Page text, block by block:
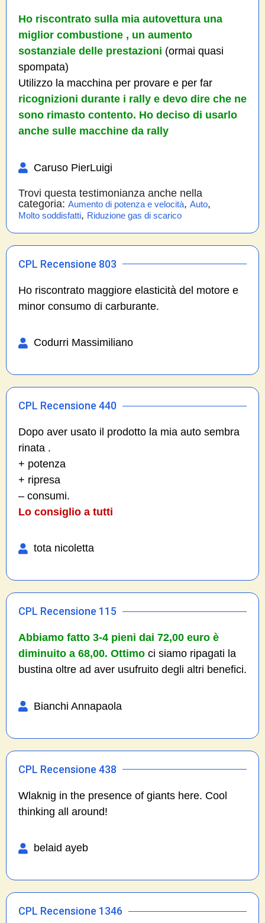
Ho riscontrato sulla mia autovettura una
miglior combustione , un aumento
sostanziale delle prestazioni (ormai quasi
spompata)
Utilizzo la macchina per provare e per far
ricognizioni durante i rally e devo dire che ne
sono rimasto contento. Ho deciso di usarlo
anche sulle macchine da rally
Caruso PierLuigi
Trovi questa testimonianza anche nella
categoria: Aumento di potenza e velocità, Auto,
Molto soddisfatti, Riduzione gas di scarico
CPL Recensione 803
Ho riscontrato maggiore elasticità del motore e
minor consumo di carburante.
Codurri Massimiliano
CPL Recensione 440
Dopo aver usato il prodotto la mia auto sembra
rinata .
+ potenza
+ ripresa
– consumi.
Lo consiglio a tutti
tota nicoletta
CPL Recensione 115
Abbiamo fatto 3-4 pieni dai 72,00 euro è
diminuito a 68,00. Ottimo ci siamo ripagati la
bustina oltre ad aver usufruito degli altri benefici.
Bianchi Annapaola
CPL Recensione 438
Wlaknig in the presence of giants here. Cool
thinking all around!
belaid ayeb
CPL Recensione 1346